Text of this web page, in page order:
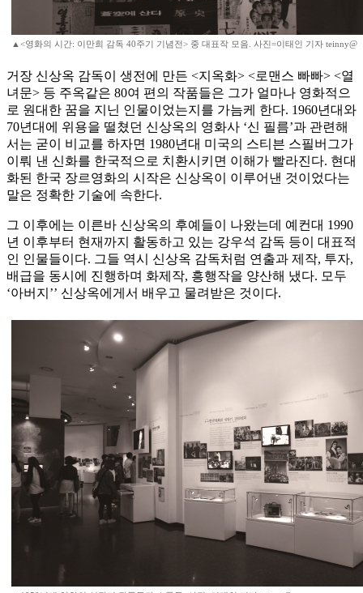
▲<영화의 시간: 이만희 감독 40주기 기념전> 중 대표작 모음. 사진=이태인 기자 teinny@
거장 신상옥 감독이 생전에 만든 <지옥화> <로맨스 빠빠> <열
녀문> 등 주옥같은 80여 편의 작품들은 그가 얼마나 영화적으
로 원대한 꿈을 지닌 인물이었는지를 가늠케 한다. 1960년대와
70년대에 위용을 떨쳤던 신상옥의 영화사 ‘신 필름’과 관련해
서는 굳이 비교를 하자면 1980년대 미국의 스티븐 스필버그가
이뤄 낸 신화를 한국적으로 치환시키면 이해가 빨라진다. 현대
화된 한국 장르영화의 시작은 신상옥이 이루어낸 것이었다는
말은 정확한 기술에 속한다.
그 이후에는 이른바 신상옥의 후예들이 나왔는데 예컨대 1990
년 이후부터 현재까지 활동하고 있는 강우석 감독 등이 대표적
인 인물들이다. 그들 역시 신상옥 감독처럼 연출과 제작, 투자,
배급을 동시에 진행하며 화제작, 흥행작을 양산해 냈다. 모두
‘아버지’’ 신상옥에게서 배우고 물려받은 것이다.